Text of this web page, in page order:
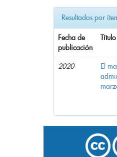
Resultados por
Fecha de
publicación
Título
2020
El